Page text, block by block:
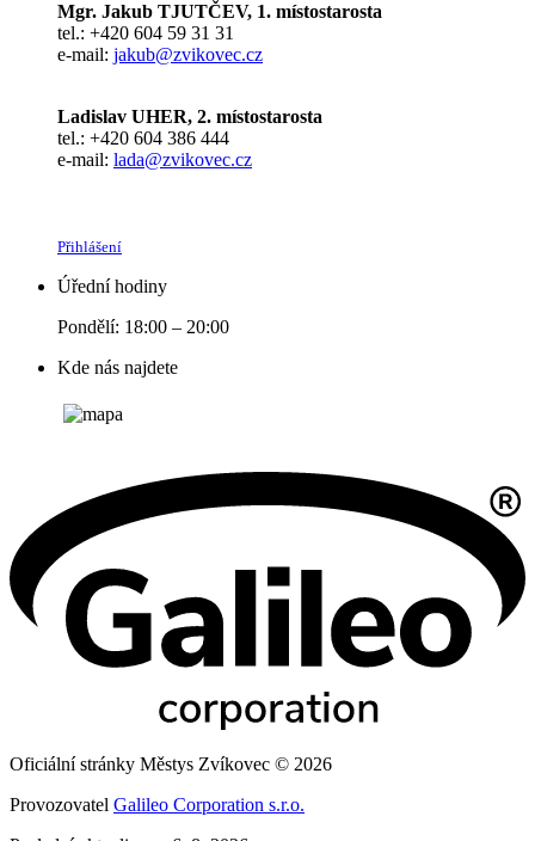
Mgr. Jakub TJUTČEV, 1. místostarosta
tel.: +420 604 59 31 31
e-mail: jakub@zvikovec.cz
Ladislav UHER, 2. místostarosta
tel.: +420 604 386 444
e-mail: lada@zvikovec.cz
Přihlášení
Úřední hodiny
Pondělí: 18:00 – 20:00
Kde nás najdete
Oficiální stránky Městys Zvíkovec © 2026
Provozovatel Galileo Corporation s.r.o.